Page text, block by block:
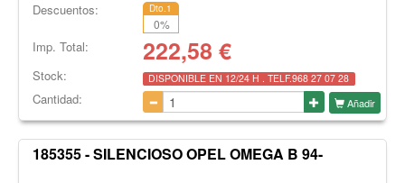
Descuentos:
Dto.1
0%
Imp. Total: 222,58 €
Stock: DISPONIBLE EN 12/24 H . TELF.968 27 07 28
Cantidad: Añadir
185355 - SILENCIOSO OPEL OMEGA B 94-